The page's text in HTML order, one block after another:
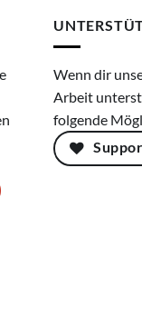
Wenn dir
Arbeit
folgende